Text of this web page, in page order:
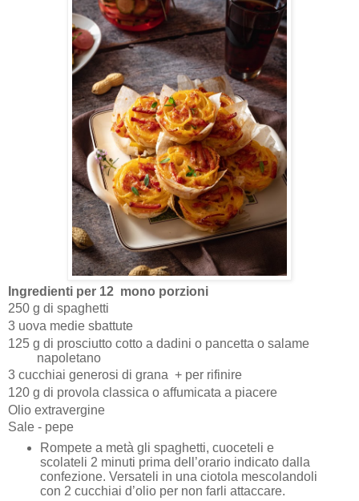
Ingredienti per 12 mono porzioni
250 g di spaghetti
3 uova medie sbattute
125 g di prosciutto cotto a dadini o pancetta o salame
napoletano
3 cucchiai generosi di grana + per rifinire
120 g di provola classica o affumicata a piacere
Olio extravergine
Sale - pepe
Rompete a metà gli spaghetti, cuoceteli e
scolateli 2 minuti prima dell’orario indicato dalla
confezione. Versateli in una ciotola mescolandoli
con 2 cucchiai d’olio per non farli attaccare.